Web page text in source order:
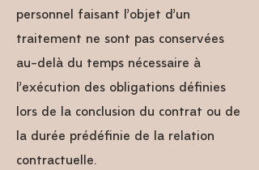
personnel faisant l’objet d’un
traitement ne sont pas conservées
au-delà du temps nécessaire à
l’exécution des obligations définies
lors de la conclusion du contrat ou de
la durée prédéfinie de la relation
contractuelle.